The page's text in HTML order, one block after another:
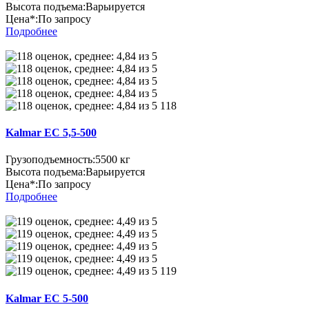
Высота подъема:Варьируется
Цена*:По запросу
Подробнее
118
Kalmar EC 5,5-500
Грузоподъемность:5500 кг
Высота подъема:Варьируется
Цена*:По запросу
Подробнее
119
Kalmar EC 5-500